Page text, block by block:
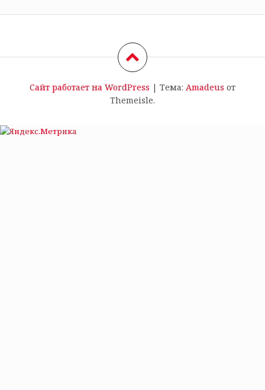
Сайт работает на WordPress | Тема: Amadeus от
Themeisle.